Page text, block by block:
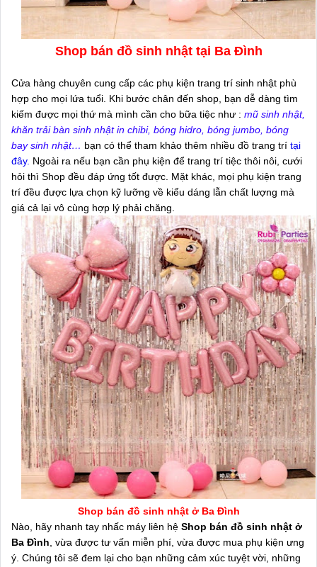
Shop bán đồ sinh nhật tại Ba Đình
Cửa hàng chuyên cung cấp các phụ kiện trang trí sinh nhật phù
hợp cho mọi lứa tuổi. Khi bước chân đến shop, bạn dễ dàng tìm
kiếm được mọi thứ mà mình cần cho bữa tiệc như : mũ sinh nhật,
khăn trải bàn sinh nhật in chibi, bóng hidro, bóng jumbo, bóng
bay sinh nhật… bạn có thể tham khảo thêm nhiều đồ trang trí tại
đây. Ngoài ra nếu bạn cần phụ kiện để trang trí tiệc thôi nôi, cưới
hỏi thì Shop đều đáp ứng tốt được. Mặt khác, mọi phụ kiện trang
trí đều được lựa chọn kỹ lưỡng về kiểu dáng lẫn chất lượng mà
giá cả lại vô cùng hợp lý phải chăng.
Shop bán đồ sinh nhật ở Ba Đình
Nào, hãy nhanh tay nhấc máy liên hệ Shop bán đồ sinh nhật ở
Ba Đình , vừa được tư vấn miễn phí, vừa được mua phụ kiện ưng
ý. Chúng tôi sẽ đem lại cho bạn những cảm xúc tuyệt vời, những